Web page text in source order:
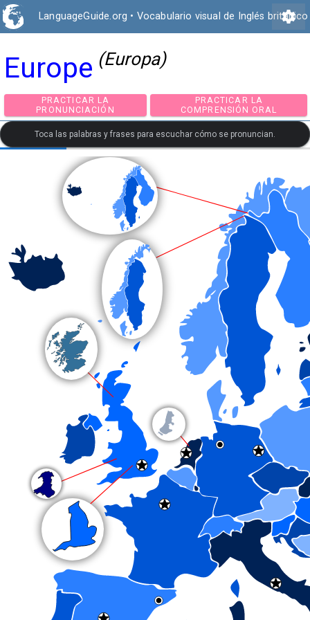
LanguageGuide.org • Vocabulario visual de Inglés británico
settings
Europe (Europa)
PRACTICAR LA
PRONUNCIACIÓN
PRACTICAR LA
COMPRENSIÓN
Toca las palabras y frases para escuchar cómo se pronuncian.